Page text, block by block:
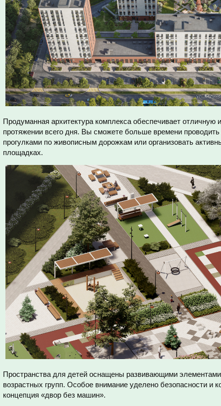
Продуманная архитектура комплекса обеспечивает отличную
протяжении всего дня. Вы сможете больше времени
прогулками по живописным дорожкам или организовать
площадках.
Пространства для детей оснащены развивающими
возрастных групп. Особое внимание уделено безопасности и
концепция «двор без машин».